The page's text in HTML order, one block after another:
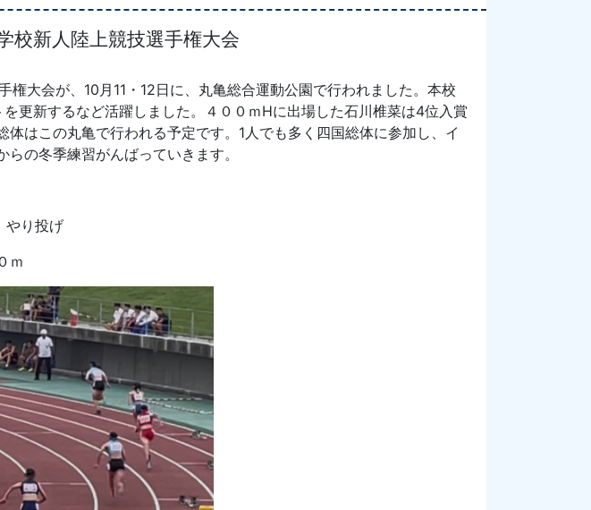
校新人陸上競技選手権大会
権大会が、10月11・12日に、丸亀総合運動公園で行われました。本校
更新するなど活躍しました。４００ｍHに出場した石川椎菜は4位入賞
はこの丸亀で行われる予定です。1人でも多く四国総体に参加し、イ
の冬季練習がんばっていきます。
り投げ
ｍ